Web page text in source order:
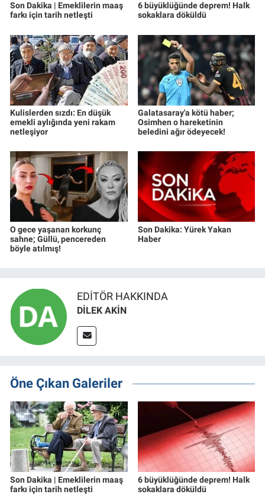
Son Dakika | Emeklilerin maaş
farkı için tarih netleşti
6 büyüklüğünde deprem! Halk
sokaklara döküldü
Kulislerden sızdı: En düşük
emekli aylığında yeni rakam
netleşiyor
Galatasaray'a kötü haber;
Osimhen o hareketinin
beledini ağır ödeyecek!
O gece yaşanan korkunç
sahne; Güllü, pencereden
böyle atılmış!
Son Dakika: Yürek Yakan
Haber
EDITÖR HAKKINDA
DİLEK AKİN
Öne Çıkan Galeriler
Son Dakika | Emeklilerin maaş
farkı için tarih netleşti
6 büyüklüğünde deprem! Halk
sokaklara döküldü